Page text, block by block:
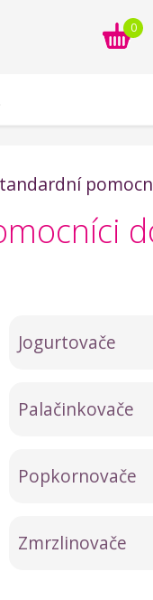
0
Jogurtovače
Palačinkovače
Popkornovače
Zmrzlinovače